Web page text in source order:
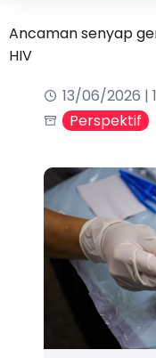
Ancaman senyap
HIV
13/06/2026 |
Perspektif